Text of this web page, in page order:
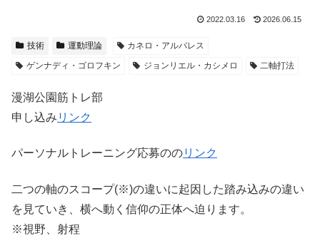
2022.03.16 2026.06.15
技術 運動理論
カネロ・アルバレス
ゲンナディ・ゴロフキン
ジョンリエル・カシメロ 二軸打法
漫湖公園筋トレ部
申し込み リンク
パーソナルトレーニング応募ののリンク
二つの軸のスコープ(※)の違いに起因した踏み込みの違い
を見ていき、横へ動く信仰の正体へ迫ります。
※視野、射程